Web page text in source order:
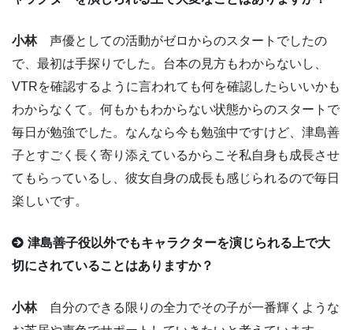
小林声優としての活動がゼロからのスタートでしたの
で、最初は手探りでした。台本の見方もわからないし、
VTRを確認するように言われても何を確認したらいいかも
わからなくて。何もかもわからない状態からのスタートで
毎日が勉強でした。なんなら今も勉強中ですけど、津島善
子とすごく長く寄り添えているからこそ私自身も成長させ
てもらっているし、彼女自身の成長も感じられるので毎日
楽しいです。
津島善子役以外でもキャラクターを演じられる上で大
切にされていることはありますか？
小林自分のできる限りの全力でその子が一番輝くような